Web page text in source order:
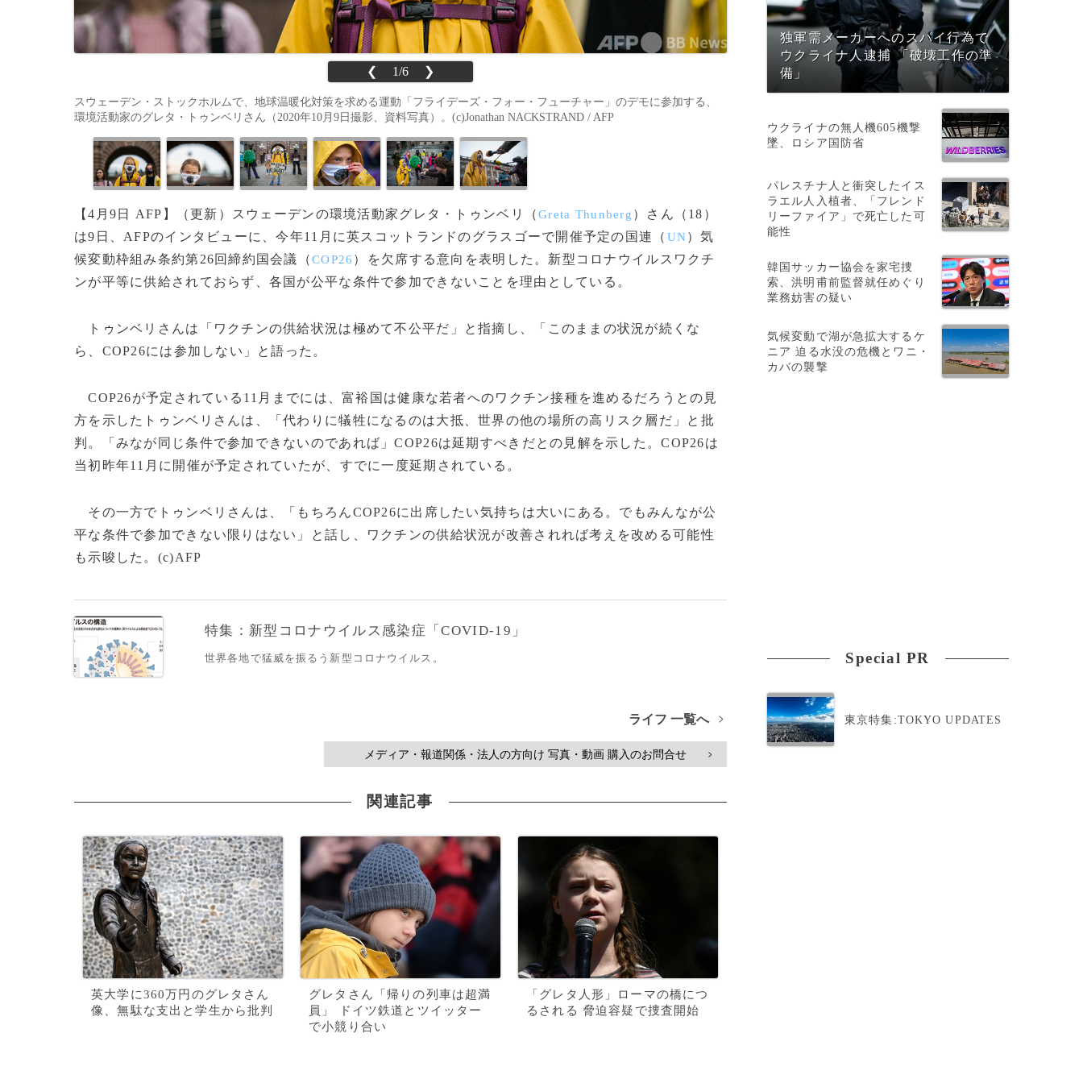
❮ 1/6 ❯
スウェーデン・ストックホルムで、地球温暖化対策を求める運動「フライデーズ・フォー・フューチャー」のデモに参加する、
環境活動家のグレタ・トゥンベリさん（2020年10月9日撮影、資料写真）。(c)Jonathan NACKSTRAND / AFP
【4月9日 AFP】（更新）スウェーデンの環境活動家グレタ・トゥンベリ（Greta Thunberg ）さん（18）
は9日、AFPのインタビューに、今年11月に英スコットランドのグラスゴーで開催予定の国連（ UN）気
候変動枠組み条約第26回締約国会議（COP26 ）を欠席する意向を表明した。新型コロナウイルスワクチ
ンが平等に供給されておらず、各国が公平な条件で参加できないことを理由としている。
トゥンベリさんは「ワクチンの供給状況は極めて不公平だ」と指摘し、「このままの状況が続くな
ら、COP26には参加しない」と語った。
COP26が予定されている11月までには、富裕国は健康な若者へのワクチン接種を進めるだろうとの見
方を示したトゥンベリさんは、「代わりに犠牲になるのは大抵、世界の他の場所の高リスク層だ」と批
判。「みなが同じ条件で参加できないのであれば」COP26は延期すべきだとの見解を示した。COP26は
当初昨年11月に開催が予定されていたが、すでに一度延期されている。
その一方でトゥンベリさんは、「もちろんCOP26に出席したい気持ちは大いにある。でもみんなが公
平な条件で参加できない限りはない」と話し、ワクチンの供給状況が改善されれば考えを改める可能性
も示唆した。(c)AFP
特集：新型コロナウイルス感染症「COVID-19」
世界各地で猛威を振るう新型コロナウイルス。
ライフ 一覧へ >
メディア・報道関係・法人の方向け 写真・動画 購入のお問合せ >
関連記事
英大学に360万円のグレタさん
像、無駄な支出と学生から批判
グレタさん「帰りの列車は超満
員」 ドイツ鉄道とツイッター
で小競り合い
「グレタ人形」ローマの橋につ
るされる 脅迫容疑で捜査開始
独軍需メーカーへのスパイ行為で
ウクライナ人逮捕 「破壊工作の準
備」
ウクライナの無人機605機撃
墜、ロシア国防省
パレスチナ人と衝突したイス
ラエル人入植者、「フレンド
リーファイア」で死亡した可
能性
韓国サッカー協会を家宅捜
索、洪明甫前監督就任めぐり
業務妨害の疑い
気候変動で湖が急拡大するケ
ニア 迫る水没の危機とワニ・
カバの襲撃
Special PR
東京特集:TOKYO UPDATES